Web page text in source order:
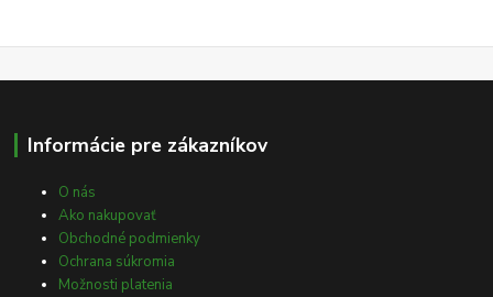
Informácie pre zákazníkov
O nás
Ako nakupovať
Obchodné podmienky
Ochrana súkromia
Možnosti platenia